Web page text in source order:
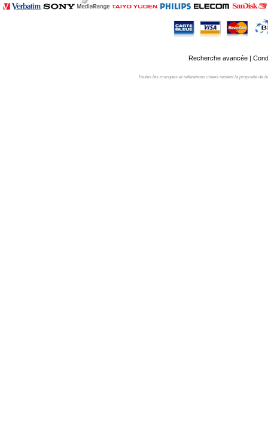
Recherche avancée|
Toutes les marques et références citées restent la propriété de